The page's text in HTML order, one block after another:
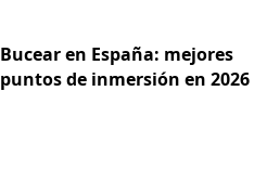
Bucear en España: mejores
puntos de inmersión en 2026